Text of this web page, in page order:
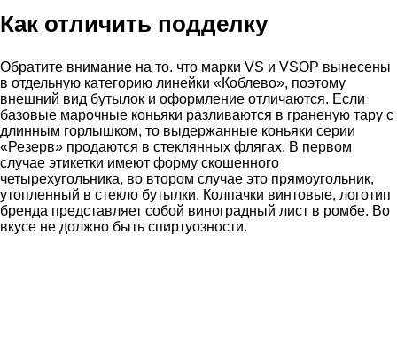
Как отличить подделку
Обратите внимание на то. что марки VS и VSOP вынесены
в отдельную категорию линейки «Коблево», поэтому
внешний вид бутылок и оформление отличаются. Если
базовые марочные коньяки разливаются в граненую тару с
длинным горлышком, то выдержанные коньяки серии
«Резерв» продаются в стеклянных флягах. В первом
случае этикетки имеют форму скошенного
четырехугольника, во втором случае это прямоугольник,
утопленный в стекло бутылки. Колпачки винтовые, логотип
бренда представляет собой виноградный лист в ромбе. Во
вкусе не должно быть спиртуозности.